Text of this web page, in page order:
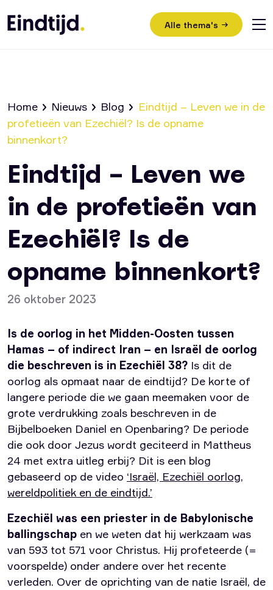
Alle thema's
Home
Nieuws
Bijeenkomsten
Uitleg evangelie
Contact
Home Nieuws Blog
Eindtijd – Leven we in de
profetieën van Ezechiël? Is de opname
binnenkort?
Eindtijd – Leven we
in de profetieën van
Ezechiël? Is de
opname binnenkort?
26 oktober 2023
Is de oorlog in het Midden-Oosten tussen
Hamas – of indirect Iran – en Israël de oorlog
die beschreven is in Ezechiël 38? Is dit de
oorlog als opmaat naar de eindtijd? De korte of
langere periode die we gaan meemaken voor de
grote verdrukking zoals beschreven in de
Bijbelboeken Daniel en Openbaring? De periode
die ook door Jezus wordt geciteerd in Mattheus
24 met extra uitleg erbij? Dit is een blog
gebaseerd op de video ‘Israël, Ezechiël oorlog,
wereldpolitiek en de eindtijd.’
Ezechiël was een priester in de Babylonische
ballingschap en we weten dat hij werkzaam was
van 593 tot 571 voor Christus. Hij profeteerde (=
voorspelde) onder andere over het recente
verleden. Over de oprichting van de natie Israël, de